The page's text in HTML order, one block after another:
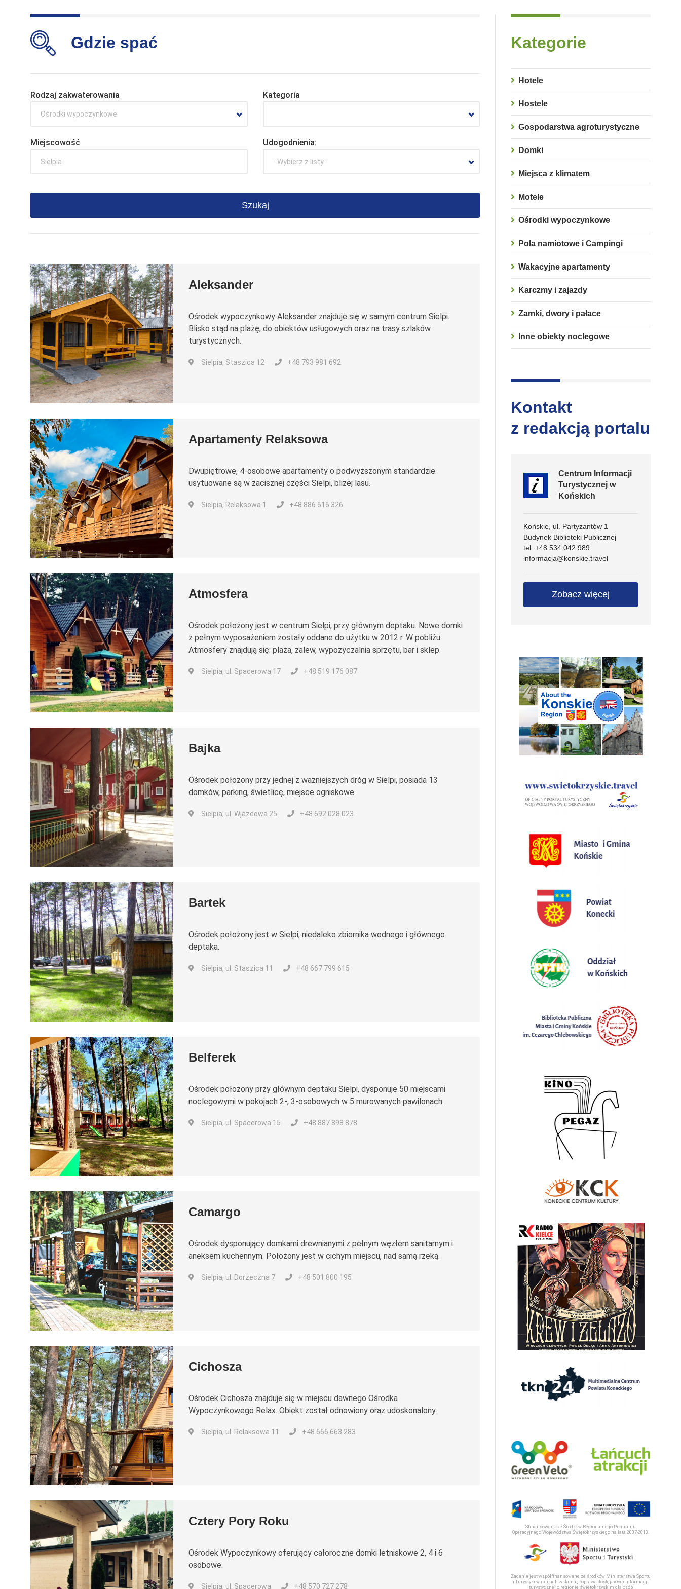
Gdzie spać
Rodzaj zakwaterowania
Ośrodki wypoczynkowe
Kategoria
Miejscowość Udogodnienia:
- Wybierz z listy -
Aleksander
Ośrodek wypoczynkowy Aleksander znajduje się w samym centrum Sielpi.
Blisko stąd na plażę, do obiektów usługowych oraz na trasy szlaków
turystycznych.
Sielpia, Staszica 12 +48 793 981 692
Apartamenty Relaksowa
Dwupiętrowe, 4-osobowe apartamenty o podwyższonym standardzie
usytuowane są w zacisznej części Sielpi, bliżej lasu.
Sielpia, Relaksowa 1 +48 886 616 326
Atmosfera
Ośrodek położony jest w centrum Sielpi, przy głównym deptaku. Nowe domki
z pełnym wyposażeniem zostały oddane do użytku w 2012 r. W pobliżu
Atmosfery znajdują się: plaża, zalew, wypożyczalnia sprzętu, bar i sklep.
Sielpia, ul. Spacerowa 17 +48 519 176 087
Bajka
Ośrodek położony przy jednej z ważniejszych dróg w Sielpi, posiada 13
domków, parking, świetlicę, miejsce ogniskowe.
Sielpia, ul. Wjazdowa 25 +48 692 028 023
Bartek
Ośrodek położony jest w Sielpi, niedaleko zbiornika wodnego i głównego
deptaka.
Sielpia, ul. Staszica 11 +48 667 799 615
Belferek
Ośrodek położony przy głównym deptaku Sielpi, dysponuje 50 miejscami
noclegowymi w pokojach 2-, 3-osobowych w 5 murowanych pawilonach.
Sielpia, ul. Spacerowa 15 +48 887 898 878
Camargo
Ośrodek dysponujący domkami drewnianymi z pełnym węzłem sanitarnym i
aneksem kuchennym. Położony jest w cichym miejscu, nad samą rzeką.
Sielpia, ul. Dorzeczna 7 +48 501 800 195
Cichosza
Ośrodek Cichosza znajduje się w miejscu dawnego Ośrodka
Wypoczynkowego Relax. Obiekt został odnowiony oraz udoskonalony.
Sielpia, ul. Relaksowa 11 +48 666 663 283
Cztery Pory Roku
Ośrodek Wypoczynkowy oferujący całoroczne domki letniskowe 2, 4 i 6
osobowe.
Sielpia, ul. Spacerowa +48 570 727 278
Kategorie
Hotele
Hostele
Gospodarstwa agroturystyczne
Domki
Miejsca z klimatem
Motele
Ośrodki wypoczynkowe
Pola namiotowe i Campingi
Wakacyjne apartamenty
Karczmy i zajazdy
Zamki, dwory i pałace
Inne obiekty noclegowe
Kontakt
z redakcją portalu
Centrum Informacji
Turystycznej w
Końskich
Końskie, ul. Partyzantów 1
Budynek Biblioteki Publicznej
tel. +48 534 042 989
informacja@konskie.travel
Zobacz więcej
Sfinansowano ze Środków Regionalnego Programu
Operacyjnego Województwa Świętokrzyskiego na lata 2007-2013.
Zadanie jest współfinansowane ze środków Ministerstwa Sportu
i Turystyki w ramach zadania „Poprawa dostępności informacji
turystycznej o regionie świętokrzyskim dla osób